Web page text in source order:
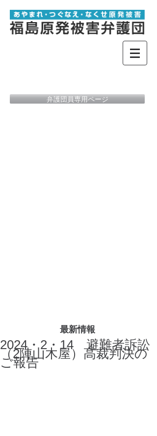
弁護団員専用ページ
最新情報
2024・2・14 避難者訴訟
（2陣山木屋）高裁判決の
ご報告